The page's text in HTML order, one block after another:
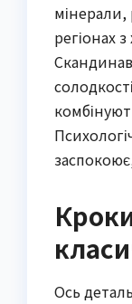
регіонах
Ось